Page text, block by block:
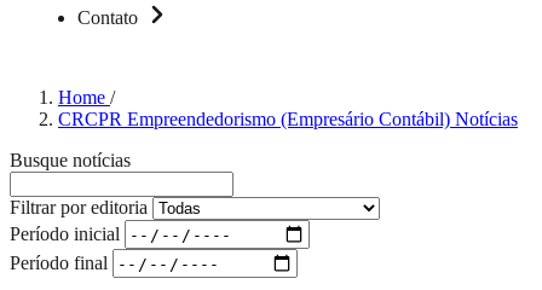
Contato
Home /
CRCPR Empreendedorismo (Empresário Contábil) Notícias
Busque notícias
Filtrar por editoria
Período inicial
Período final